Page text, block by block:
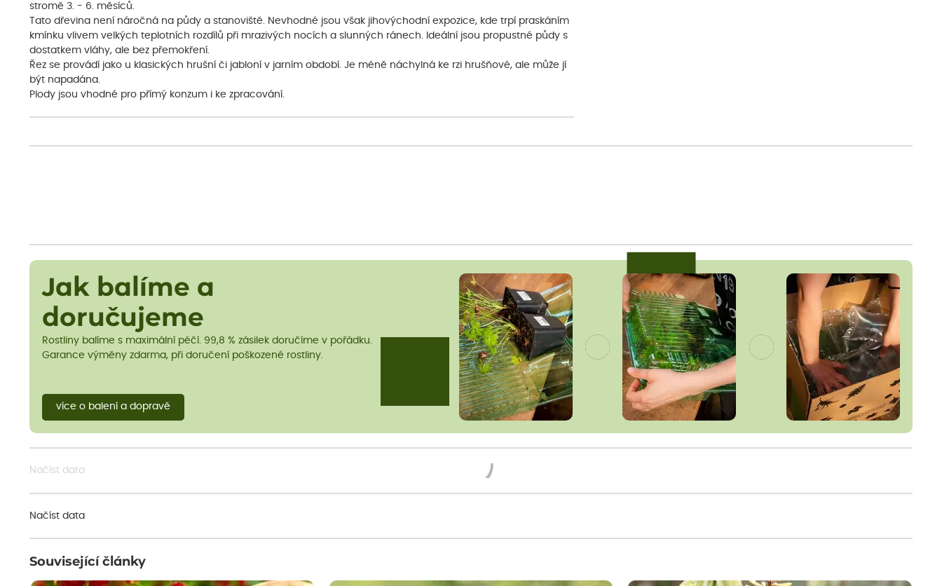
stromě 3. - 6. měsíců.
Tato dřevina není náročná na půdy a stanoviště. Nevhodné jsou však jihovýchodní expozice, kde trpí praskáním
kmínku vlivem velkých teplotních rozdílů při mrazivých nocích a slunných ránech. Ideální jsou propustné půdy s
dostatkem vláhy, ale bez přemokření.
Řez se provádí jako u klasických hrušní či jabloní v jarním období. Je méně náchylná ke rzi hrušňové, ale může jí
být napadána.
Plody jsou vhodné pro přímý konzum i ke zpracování.
Jak balíme a
doručujeme
Rostliny balíme s maximální péčí. 99,8 % zásilek doručíme v pořádku.
Garance výměny zdarma, při doručení poškozené rostliny.
více o balení a dopravě
Načíst data
Načíst data
Související články